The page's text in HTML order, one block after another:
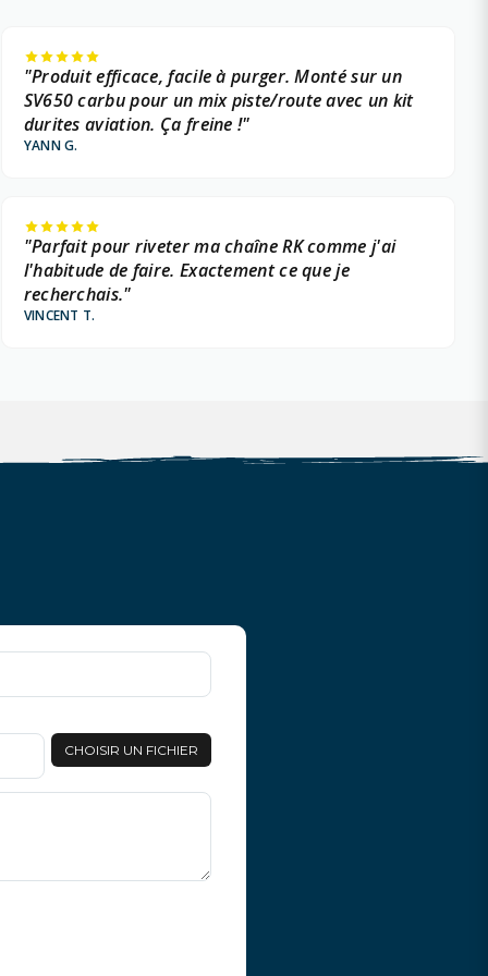
"Produit efficace, facile à purger. Monté sur un
SV650 carbu pour un mix piste/route avec un kit
durites aviation. Ça freine !"
YANN G.
"Parfait pour riveter ma chaîne RK comme j'ai
l'habitude de faire. Exactement ce que je
recherchais."
VINCENT T.
CHOISIR UN FICHIER